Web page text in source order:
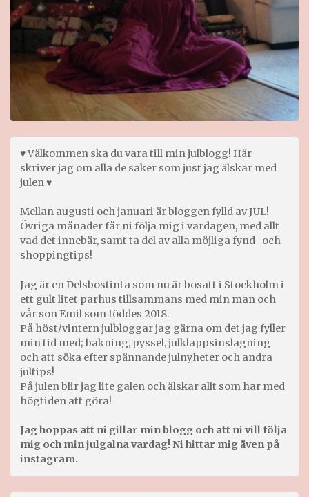
♥ Välkommen ska du vara till min julblogg! Här
skriver jag om alla de saker som just jag älskar med
julen ♥
Mellan augusti och januari är bloggen fylld av JUL!
Övriga månader får ni följa mig i vardagen, med allt
vad det innebär, samt ta del av alla möjliga fynd- och
shoppingtips!
Jag är en Delsbostinta som nu är bosatt i Stockholm i
ett gult litet parhus tillsammans med min man och
vår son Emil som föddes 2018.
På höst/vintern julbloggar jag gärna om det jag fyller
min tid med; bakning, pyssel, julklappsinslagning
och att söka efter spännande julnyheter och andra
jultips!
På julen blir jag lite galen och älskar allt som har med
högtiden att göra!
Jag hoppas att ni gillar min blogg och att ni vill följa
mig och min julgalna vardag! Ni hittar mig även på
instagram.